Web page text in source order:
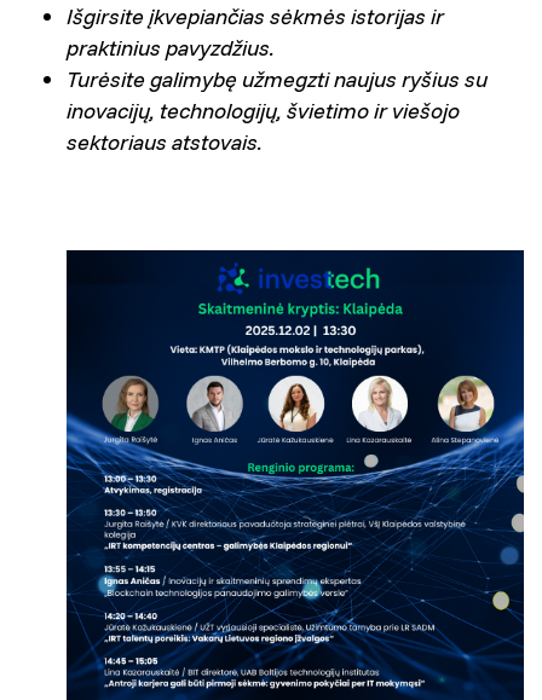
Išgirsite įkvepiančias sėkmės istorijas ir
praktinius pavyzdžius.
Turėsite galimybę užmegzti naujus ryšius su
inovacijų, technologijų, švietimo ir viešojo
sektoriaus atstovais.